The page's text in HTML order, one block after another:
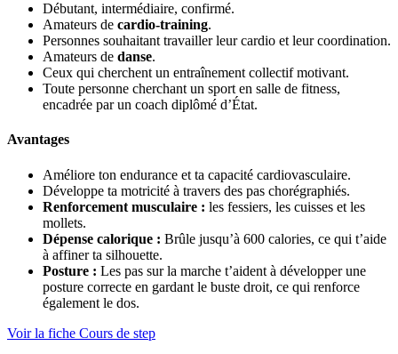
Débutant, intermédiaire, confirmé.
Amateurs de cardio-training.
Personnes souhaitant travailler leur cardio et leur coordination.
Amateurs de danse.
Ceux qui cherchent un entraînement collectif motivant.
Toute personne cherchant un sport en salle de fitness,
encadrée par un coach diplômé d’État.
Avantages
Améliore ton endurance et ta capacité cardiovasculaire.
Développe ta motricité à travers des pas chorégraphiés.
Renforcement musculaire : les fessiers, les cuisses et les
mollets.
Dépense calorique : Brûle jusqu’à 600 calories, ce qui t’aide
à affiner ta silhouette.
Posture : Les pas sur la marche t’aident à développer une
posture correcte en gardant le buste droit, ce qui renforce
également le dos.
Voir la fiche Cours de step